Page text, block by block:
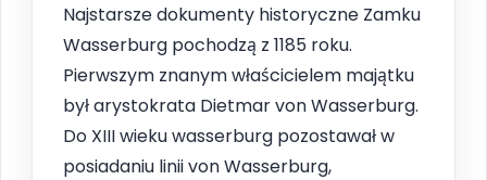
Najstarsze dokumenty historyczne Zamku
Wasserburg pochodzą z 1185 roku.
Pierwszym znanym właścicielem majątku
był arystokrata Dietmar von Wasserburg.
Do XIII wieku wasserburg pozostawał w
posiadaniu linii von Wasserburg,